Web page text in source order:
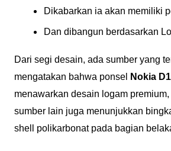
Dikabarkan ia akan memiliki
Dan dibangun berdasarkan
Dari segi desain, ada sumber yang
mengatakan bahwa ponsel
Nokia
menawarkan desain logam
sumber lain juga menunjukkan
shell polikarbonat pada bagian